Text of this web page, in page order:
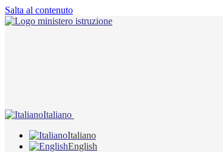
Salta al contenuto
Italiano
Italiano
English